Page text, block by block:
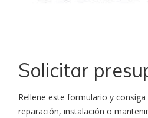
Solicitar
Rellene este formulario y
reparación, instalación o